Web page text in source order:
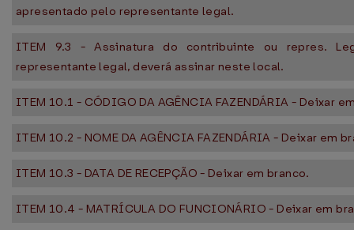
apresentado pelo representante legal.
ITEM 9.3 - Assinatura do contribuinte ou repres.
representante legal, deverá assinar neste local.
ITEM 10.1 - CÓDIGO DA AGÊNCIA FAZENDÁRIA - Deixar
ITEM 10.2 - NOME DA AGÊNCIA FAZENDÁRIA - Deixar em
ITEM 10.3 - DATA DE RECEPÇÃO - Deixar em branco.
ITEM 10.4 - MATRÍCULA DO FUNCIONÁRIO - Deixar em